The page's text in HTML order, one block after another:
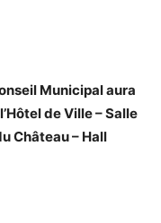
Municipal aura
de Ville – Salle
Château – Hall